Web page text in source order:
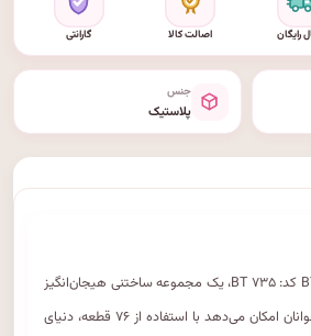
رایگان اصالت کالا گارانتی
جنس
پلاستیک
لگو ۷۶ قطعه ماینکرافت BT کد: BT ۷۳۵، یک مجموعه ساختنی هیجان‌انگیز
است که به کودکان و نوجوانان امکان می‌دهد با استفاده از ۷۶ قطعه، دنیای